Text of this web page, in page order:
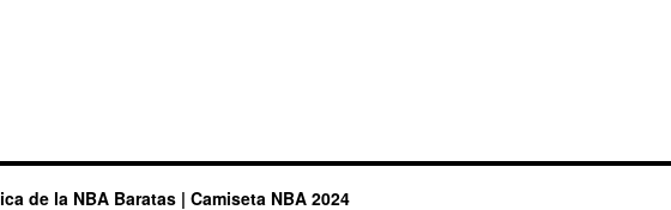
de la NBA Baratas | Camiseta NBA 2024